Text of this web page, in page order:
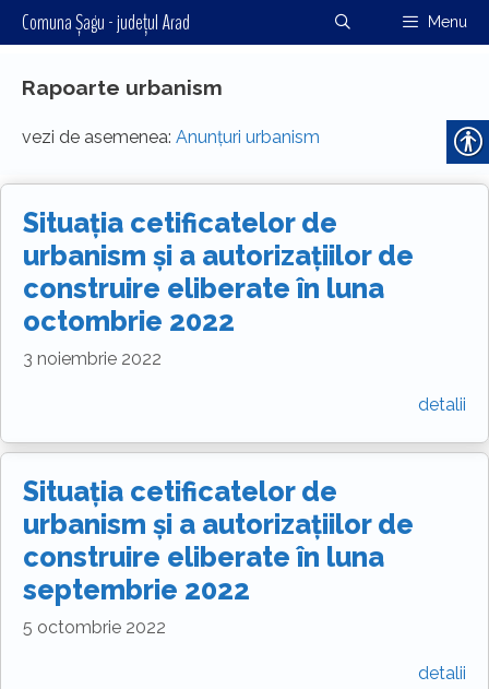
Sari
la
Comuna Șagu - județul Arad Menu
Rapoarte urbanism
vezi de asemenea: Anunțuri urbanism
Situația cetificatelor de
urbanism și a autorizațiilor de
construire eliberate în luna
octombrie 2022
3 noiembrie 2022
detalii
Situația cetificatelor de
urbanism și a autorizațiilor de
construire eliberate în luna
septembrie 2022
5 octombrie 2022
detalii